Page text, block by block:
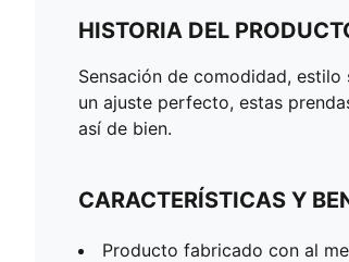
HISTORIA DEL
Sensación de comodidad,
un ajuste perfecto, estas
así de bien.
CARACTERÍSTICAS Y
Producto fabricado con al